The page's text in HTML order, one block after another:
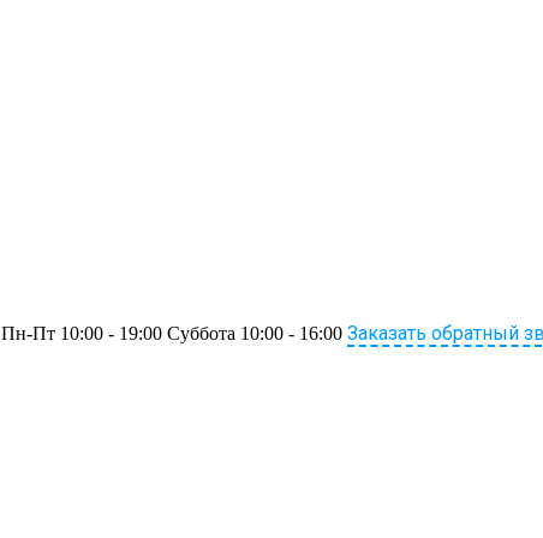
Пн-Пт 10:00 - 19:00 Суббота 10:00 - 16:00 Заказать обратный